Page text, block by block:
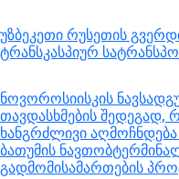
უზბეკეთი რუსეთის
ტრანსკასპიურ
ნოვოროსიისკის
თავდასხმების
ხანგრძლივი
ბათუმის
გადმომისამართების